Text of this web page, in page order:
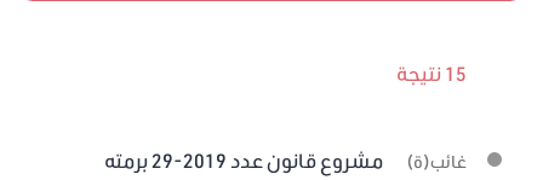
15 نتيجة
غائب(ة) مشروع قانون عدد 2019-29 برمته